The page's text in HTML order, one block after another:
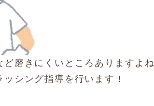
磨きにくいところありますよね
シング指導を行います！